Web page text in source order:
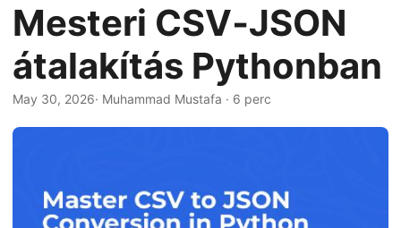
v
i
g
a
Mesteri CSV‑JSON
átalakítás Pythonban
May 30, 2026· Muhammad Mustafa · 6 perc